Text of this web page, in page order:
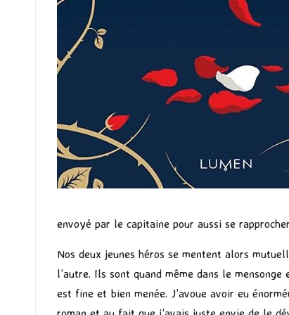
envoyé par le capitaine pour aussi se
Nos deux jeunes héros se mentent alors
l’autre. Ils sont quand même dans le
est fine et bien menée. J’avoue avoir eu